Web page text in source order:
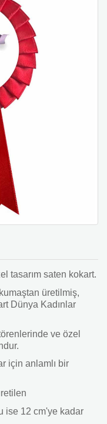
tasarım saten kokart.
üretilmiş,
Dünya Kadınlar
ve özel
için anlamlı bir
ise 12 cm'ye kadar